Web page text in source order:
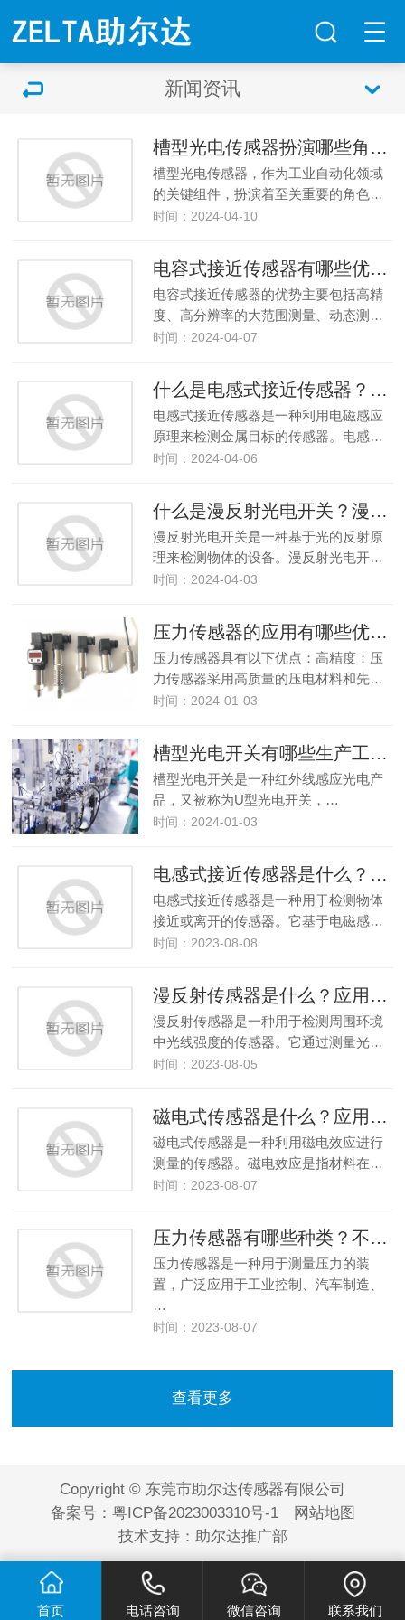
新闻资讯
槽型光电传感器扮演哪些角色？
槽型光电传感器，作为工业自动化领域
的关键组件，扮演着至关重要的角色…
时间：2024-04-10
电容式接近传感器有哪些优势？应用再哪些领域？
电容式接近传感器的优势主要包括高精
度、高分辨率的大范围测量、动态测…
时间：2024-04-07
什么是电感式接近传感器？主要应用到什么设备什么？
电感式接近传感器是一种利用电磁感应
原理来检测金属目标的传感器。电感…
时间：2024-04-06
什么是漫反射光电开关？漫反射光电开关都应用在什么领域？
漫反射光电开关是一种基于光的反射原
理来检测物体的设备。漫反射光电开…
时间：2024-04-03
压力传感器的应用有哪些优点和缺点？
压力传感器具有以下优点：高精度：压
力传感器采用高质量的压电材料和先…
时间：2024-01-03
槽型光电开关有哪些生产工艺？
槽型光电开关是一种红外线感应光电产
品，又被称为U型光电开关，…
时间：2024-01-03
电感式接近传感器是什么？电感式接近传感器应用在什么领域？
电感式接近传感器是一种用于检测物体
接近或离开的传感器。它基于电磁感…
时间：2023-08-08
漫反射传感器是什么？应用在什么领域？
漫反射传感器是一种用于检测周围环境
中光线强度的传感器。它通过测量光…
时间：2023-08-05
磁电式传感器是什么？应用在场景有哪些？
磁电式传感器是一种利用磁电效应进行
测量的传感器。磁电效应是指材料在…
时间：2023-08-07
压力传感器有哪些种类？不同压力传感器作用是什么？
压力传感器是一种用于测量压力的装
置，广泛应用于工业控制、汽车制造、
…
时间：2023-08-07
查看更多
Copyright © 东莞市助尔达传感器有限公司
备案号： 粤ICP备2023003310号-1
网站地图
技术支持： 助尔达推广部
首页 电话咨询 微信咨询 联系我们